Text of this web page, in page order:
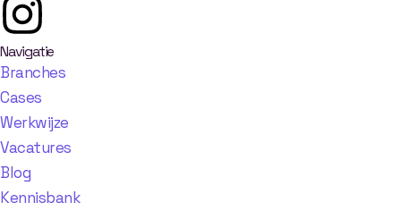
Navigatie
Branches
Cases
Werkwijze
Vacatures
Blog
Kennisbank